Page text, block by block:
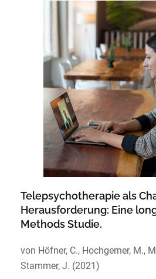
Telepsychotherapie als
Herausforderung: Eine
Methods Studie.
von Höfner, C., Hochgerner, M.,
Stammer, J. (2021)